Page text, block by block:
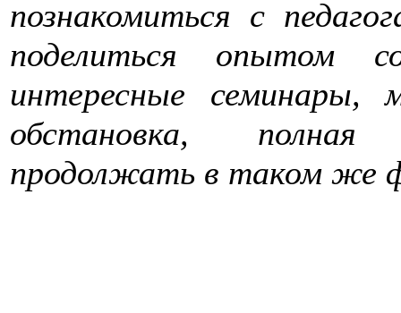
познакомиться с
поделиться опытом
интересные семинары,
обстановка, полная
продолжать в таком же